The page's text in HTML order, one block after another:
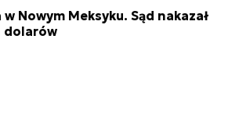
Nowym Meksyku. Sąd nakazał
dolarów